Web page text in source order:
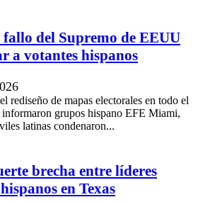
del Supremo de EEUU
a votantes hispanos
rediseño de mapas electorales en todo el
grupos hispano EFE Miami,
latinas condenaron...
brecha entre líderes
en Texas